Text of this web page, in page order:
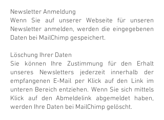
Newsletter Anmeldung
Wenn Sie auf unserer Webseite für unseren
Newsletter anmelden, werden die eingegebenen
Daten bei MailChimp gespeichert.
Löschung Ihrer Daten
Sie können Ihre Zustimmung für den Erhalt
unseres Newsletters jederzeit innerhalb der
empfangenen E-Mail per Klick auf den Link im
unteren Bereich entziehen. Wenn Sie sich mittels
Klick auf den Abmeldelink abgemeldet haben,
werden Ihre Daten bei MailChimp gelöscht.